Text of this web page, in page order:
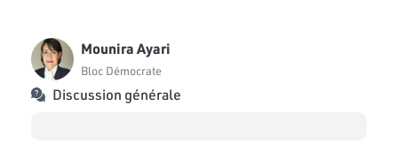
Mounira Ayari
Bloc Démocrate
Discussion générale